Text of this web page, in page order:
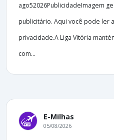
ago52026PublicidadeImagem
publicitário. Aqui você pode ler
privacidade.A Liga Vitória
com...
E-Milhas
05/08/2026